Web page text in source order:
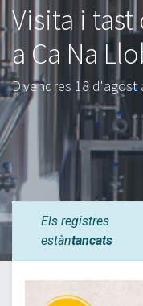
Visita i tast
a Ca Na
Divendres 18 d'agost
Els registres
estàntancats